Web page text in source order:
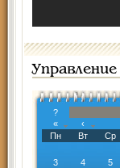
Управление
?
«
‹
Пн
Вт Ср
3
4 5